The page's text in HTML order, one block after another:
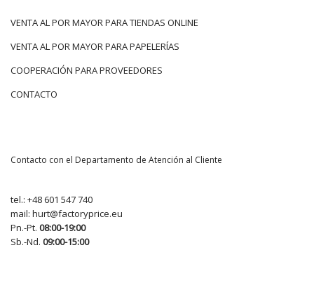
VENTA AL POR MAYOR PARA TIENDAS ONLINE
VENTA AL POR MAYOR PARA PAPELERÍAS
COOPERACIÓN PARA PROVEEDORES
CONTACTO
Contacto con el Departamento de Atención al Cliente
tel.: +48 601 547 740
mail: hurt@factoryprice.eu
Pn.-Pt. 08:00-19:00
Sb.-Nd. 09:00-15:00